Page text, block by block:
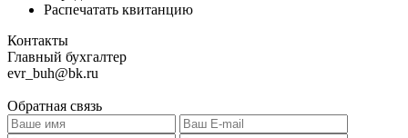
Распечатать квитанцию
Контакты
Главный бухгалтер
evr_buh@bk.ru
Обратная связь